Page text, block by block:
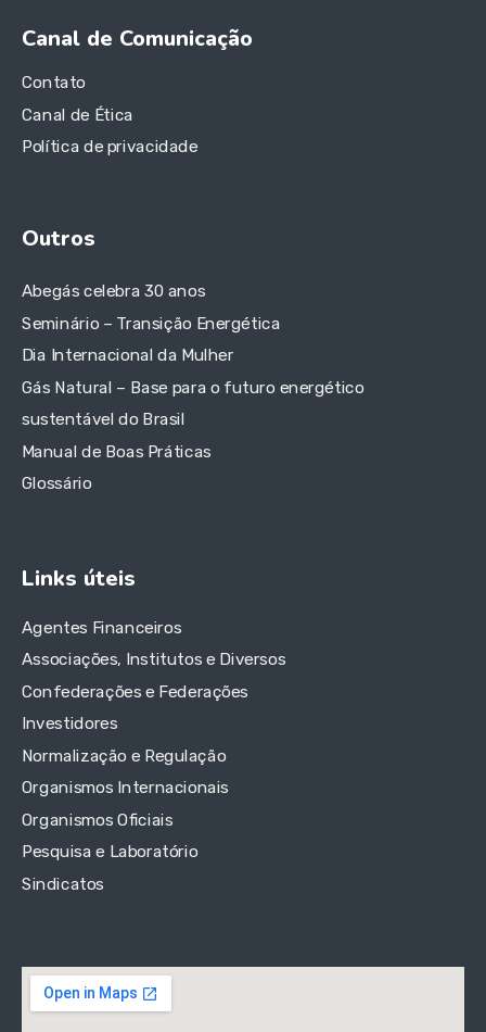
Canal de Comunicação
Contato
Canal de Ética
Política de privacidade
Outros
Abegás celebra 30 anos
Seminário – Transição Energética
Dia Internacional da Mulher
Gás Natural – Base para o futuro energético
sustentável do Brasil
Manual de Boas Práticas
Glossário
Links úteis
Agentes Financeiros
Associações, Institutos e Diversos
Confederações e Federações
Investidores
Normalização e Regulação
Organismos Internacionais
Organismos Oficiais
Pesquisa e Laboratório
Sindicatos